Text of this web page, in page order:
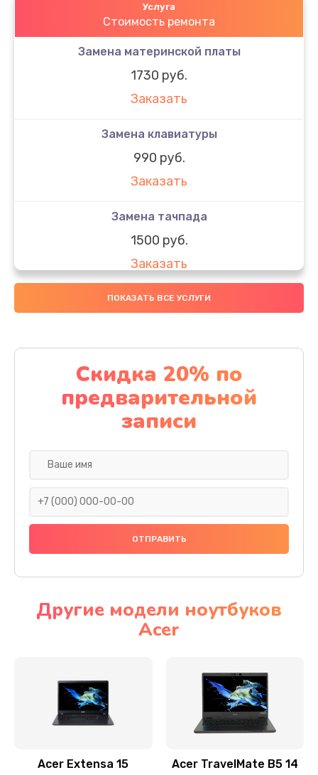
Услуга
Стоимость ремонта
Замена материнской платы
1730 руб.
Заказать
Замена клавиатуры
990 руб.
Заказать
Замена тачпада
1500 руб.
Заказать
Замена южного моста
Заказать
Чистка от пыли
1060 руб.
Заказать
Ремонт подсветки
Настройка BIOS
Замена видеочипа
Заказать
ПОКАЗАТЬ ВСЕ УСЛУГИ
Скидка 20% по
предварительной
записи
Другие модели ноутбуков
Acer
Acer Extensa 15 Acer TravelMate B5 14